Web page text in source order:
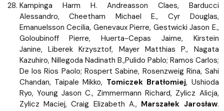
Kampinga Harm H. Andreasson Claes, Barducci
Alessandro, Cheetham Michael E., Cyr Douglas,
Emanuelsson Cecilia, Genevaux Pierre, Gestwicki Jason E.,
Goloubinoff Pierre, Huerta-Cepas Jaime, Kirstein
Janine, Liberek Krzysztof, Mayer Matthias P., Nagata
Kazuhiro, Nillegoda Nadinath B.,Pulido Pablo; Ramos Carlos;
De los Rios Paolo; Rospert Sabine, Rosenzweig Rina, Sahi
Chandan, Taipale Mikko, Tomiczek Bratłomiej, Ushioda
Ryo, Young Jason C., Zimmermann Richard, Zylicz Alicja,
Zylicz Maciej, Craig Elizabeth A., Marszałek Jarosław.